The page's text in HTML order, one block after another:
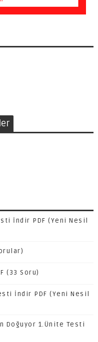
İndir PDF (Yeni Nesil
(33 Soru)
İndir PDF (Yeni Nesil
Doğuyor 1.Ünite Testi